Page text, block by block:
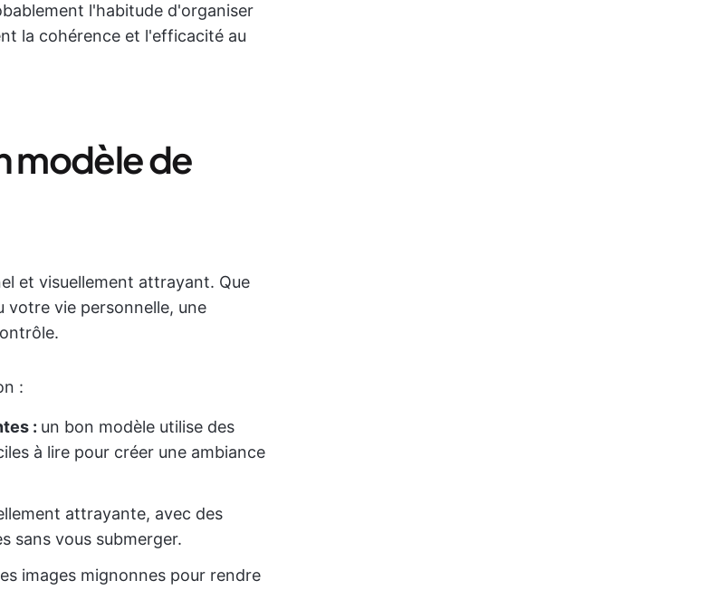
l'habitude d'organiser
la cohérence et l'efficacité au
modèle de
et visuellement attrayant. Que
votre vie personnelle, une
:
: un bon modèle utilise des
à lire pour créer une ambiance
attrayante, avec des
sans vous submerger.
images mignonnes pour rendre